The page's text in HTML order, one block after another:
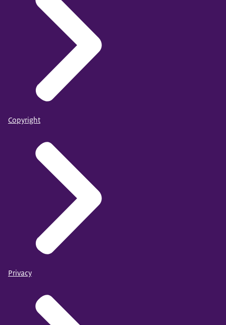
Copyright
Privacy